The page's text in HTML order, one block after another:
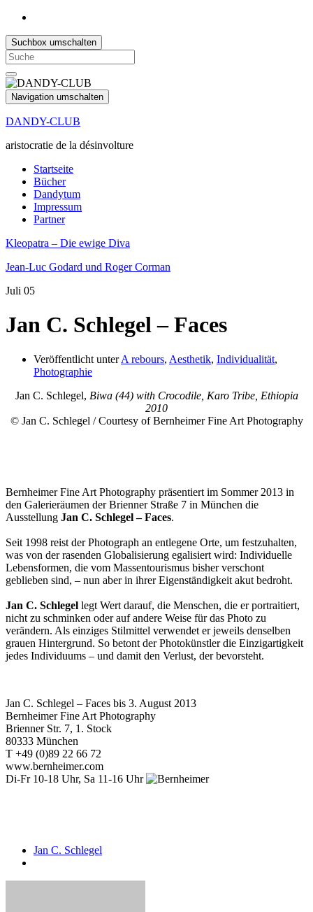
Suchbox umschalten
Search
for:
Navigation umschalten
DANDY-CLUB
aristocratie de la désinvolture
Startseite
Bücher
Dandytum
Impressum
Partner
Kleopatra – Die ewige Diva
Jean-Luc Godard und Roger Corman
Juli 05
Jan C. Schlegel – Faces
Veröffentlicht unterA rebours, Aesthetik, Individualität,
Photographie
Jan C. Schlegel, Biwa (44) with Crocodile, Karo Tribe, Ethiopia
2010
© Jan C. Schlegel / Courtesy of Bernheimer Fine Art Photography
Bernheimer Fine Art Photography präsentiert im Sommer 2013 in
den Galerieräumen der Brienner Straße 7 in München die
Ausstellung Jan C. Schlegel – Faces.
Seit 1998 reist der Photograph an entlegene Orte, um festzuhalten,
was von der rasenden Globalisierung egalisiert wird: Individuelle
Lebensformen, die vom Massentourismus bisher verschont
geblieben sind, – nun aber in ihrer Eigenständigkeit akut bedroht.
Jan C. Schlegel legt Wert darauf, die Menschen, die er portraitiert,
nicht zu schminken oder auf andere Weise für das Photo zu
verändern. Als einziges Stilmittel verwendet er jeweils denselben
grauen Hintergrund. So betont der Photokünstler die Einzigartigkeit
jedes Individuums – und damit den Verlust, der bevorsteht.
Jan C. Schlegel – Faces bis 3. August 2013
Bernheimer Fine Art Photography
Brienner Str. 7, 1. Stock
80333 München
T +49 (0)89 22 66 72
www.bernheimer.com
Di-Fr 10-18 Uhr, Sa 11-16 Uhr
Jan C. Schlegel